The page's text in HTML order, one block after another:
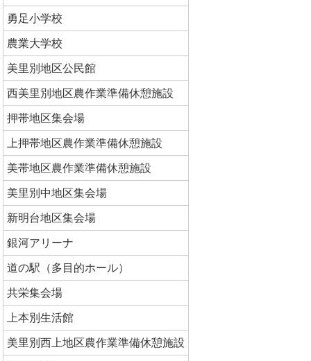
勇足小学校
農業大学校
美里別地区公民館
西美里別地区農作業準備休憩施設
押帯地区集会場
上押帯地区農作業準備休憩施設
美帯地区農作業準備休憩施設
美里別中地区集会場
新明台地区集会場
銀河アリーナ
道の駅（多目的ホール）
共栄集会場
上本別生活館
美里別西上地区農作業準備休憩施設